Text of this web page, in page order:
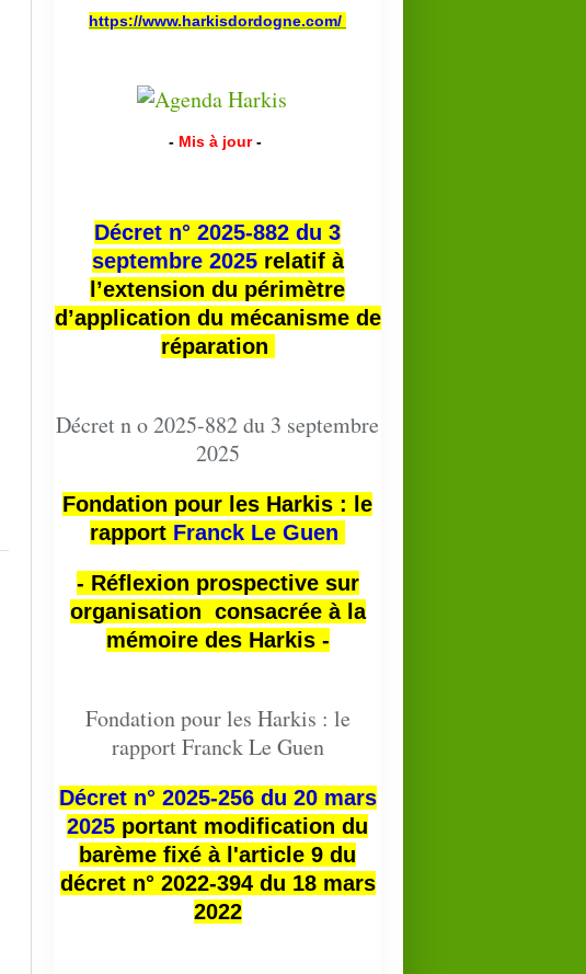
https://www.harkisdordogne.com/
- Mis à jour -
Décret n° 2025-882 du 3
septembre 2025relatif à
l’extension du périmètre
d’application du mécanisme de
réparation
Décret n o 2025-882 du 3 septembre
2025
Fondation pour les Harkis : le
rapport Franck Le Guen
- Réflexion prospective sur
organisation consacrée à la
mémoire des Harkis -
Fondation pour les Harkis : le
rapport Franck Le Guen
Décret n° 2025-256 du 20 mars
2025 portant modification du
barème fixé à l'article 9 du
décret n° 2022-394 du 18 mars
2022